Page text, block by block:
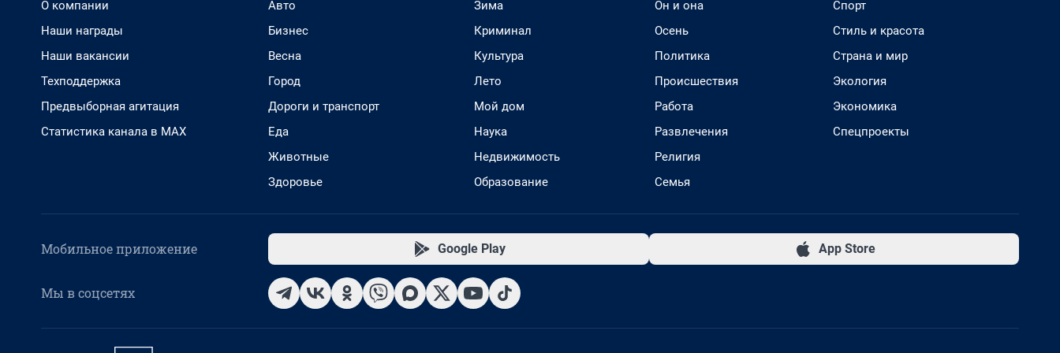
О компании
Наши награды
Наши вакансии
Техподдержка
Предвыборная агитация
Статистика канала в MAX
Авто
Бизнес
Весна
Город
Дороги и транспорт
Еда
Животные
Здоровье
Зима
Криминал
Культура
Лето
Мой дом
Наука
Недвижимость
Образование
Он и она
Осень
Политика
Происшествия
Работа
Развлечения
Религия
Семья
Спорт
Стиль и красота
Страна и мир
Экология
Экономика
Спецпроекты
Мобильное приложение Google Play App Store
Мы в соцсетях